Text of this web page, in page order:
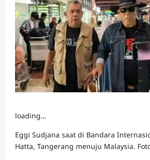
loading…
Eggi Sudjana saat di Bandara
Hatta, Tangerang menuju Malaysia.